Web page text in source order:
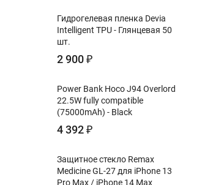
Гидрогелевая пленка Devia
Intelligent TPU - Глянцевая 50
шт.
2 900₽
Power Bank Hoco J94 Overlord
22.5W fully compatible
(75000mAh) - Black
4 392₽
Защитное стекло Remax
Medicine GL-27 для iPhone 13
Pro Max / iPhone 14 Max